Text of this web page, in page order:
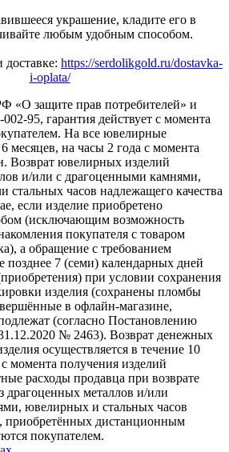
украшение, кладите его в
любым удобным способом.
https://serdolikgold.ru/dostavka-
i-oplata/
«О защите прав потребителей» и
95, гарантия действует с момента
На все ювелирные
месяцев, на часы 2 года с момента
Возврат ювелирных изделий
и/или с драгоценными камнями,
стальных часов надлежащего качества
если изделие приобретено
(исключающим возможность
покупателя с товаром
а обращение с требованием
позднее 7 (семи) календарных дней
при условии сохранения
изделия (сохранены пломбы
в офлайн-магазине,
(согласно Постановлению
№ 2463). Возврат денежных
осуществляется в течение 10
момента получения изделий
расходы продавца при возврате
драгоценных металлов и/или
ювелирных и стальных часов
приобретённых дистанционным
покупателем.